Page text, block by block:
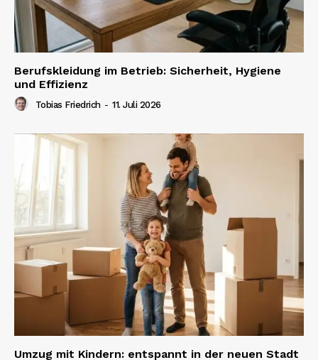
Berufskleidung im Betrieb: Sicherheit, Hygiene
und Effizienz
Tobias Friedrich - 11. Juli 2026
Umzug mit Kindern: entspannt in der neuen Stadt